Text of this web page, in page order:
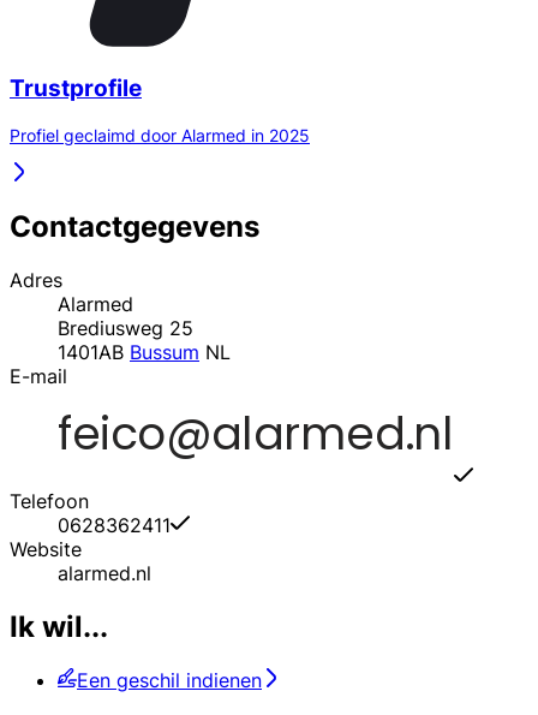
Trustprofile
Profiel geclaimd door Alarmed in 2025
Contactgegevens
Adres
Alarmed
Brediusweg 25
1401AB Bussum NL
E-mail
Telefoon
0628362411
Website
alarmed.nl
Ik wil...
Een geschil indienen